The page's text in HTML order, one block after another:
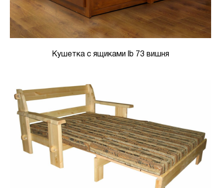
Кушетка с ящиками lb 73 вишня